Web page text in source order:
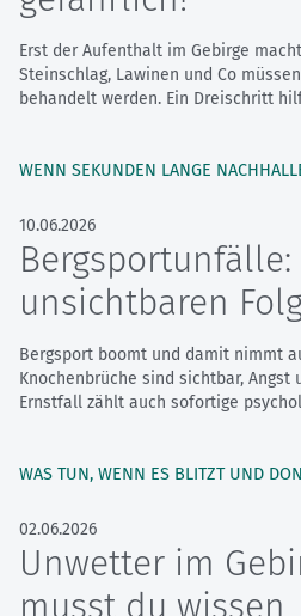
Erst der Aufenthalt im Gebirge
Steinschlag, Lawinen und Co
behandelt werden. Ein Dreischritt
WENN SEKUNDEN LANGE
10.06.2026
unsichtbaren
Bergsport boomt und damit nimmt
Knochenbrüche sind sichtbar, Angst
Ernstfall zählt auch sofortige
WAS TUN, WENN ES BLITZT UND
02.06.2026
Unwetter im
musst du wissen